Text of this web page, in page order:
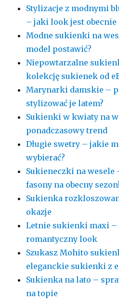
Stylizacje z modnymi
– jaki look jest obecnie
Modne sukienki na
model postawić?
Niepowtarzalne
kolekcję sukienek od
Marynarki damskie –
stylizować je latem?
Sukienki w kwiaty na
ponadczasowy trend
Długie swetry – jakie
wybierać?
Sukieneczki na wesele
fasony na obecny sezon!
Sukienka
okazje
Letnie sukienki maxi –
romantyczny look
Szukasz Mohito
eleganckie sukienki z
Sukienka na lato –
na topie